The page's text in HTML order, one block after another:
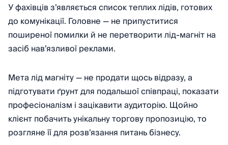
У фахівців з’являється список теплих лідів, готових
до комунікації. Головне — не припуститися
поширеної помилки й не перетворити лід-магніт на
засіб нав’язливої реклами.
Мета лід магніту — не продати щось відразу, а
підготувати ґрунт для подальшої співпраці, показати
професіоналізм і зацікавити аудиторію. Щойно
клієнт побачить унікальну торгову пропозицію, то
розгляне її для розв’язання питань бізнесу.